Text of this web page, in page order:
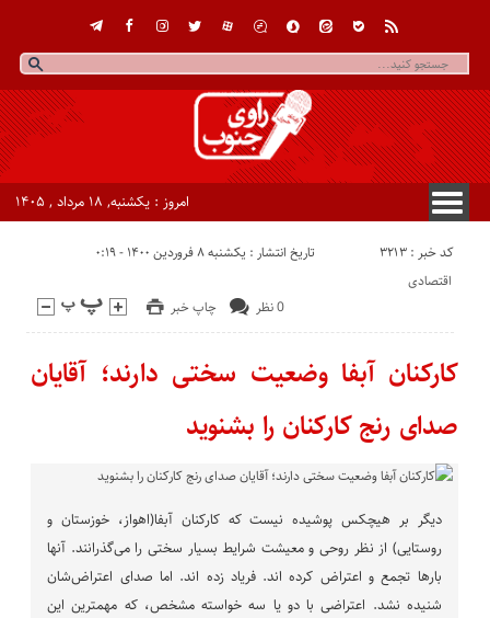
امروز : یکشنبه, ۱۸ مرداد , ۱۴۰۵
کد خبر : 3213 تاریخ انتشار : یکشنبه ۸ فروردین ۱۴۰۰ - ۰:۱۹
چاپ خبر 0 نظر
اقتصادی
کارکنان آبفا وضعیت سختی دارند؛ آقایان
صدای رنج کارکنان را بشنوید
دیگر بر هیچکس پوشیده نیست که کارکنان آبفا(اهواز، خوزستان و
روستایی) از نظر روحی و معیشت شرایط بسیار سختی را می‌گذرانند. آنها
بارها تجمع و اعتراض کرده اند. فریاد زده اند. اما صدای‌ اعتراض‌شان
شنیده نشد. اعتراضی با دو یا سه خواسته مشخص، که مهمترین این